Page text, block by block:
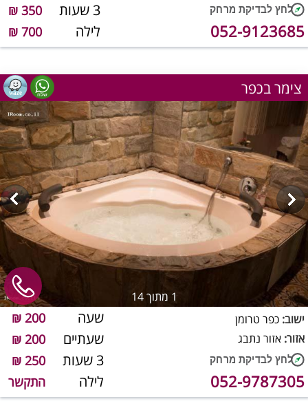
3 שעות 350 ₪
לילה 700 ₪ 052-9123685
צימר בכפר
1 מתוך 14
שעה 200 ₪
שעתיים 200 ₪
3 שעות 250 ₪
לילה התקשר
ישוב: כפר טרומן
אזור: אזור נתבג
052-9787305